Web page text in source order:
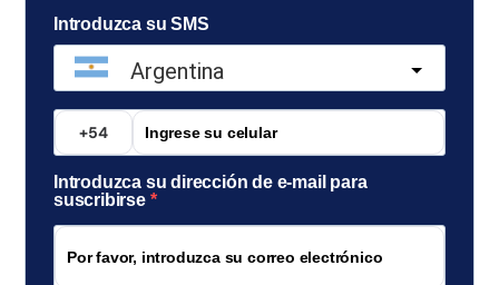
Introduzca su SMS
Argentina
Introduzca su dirección de e-mail para
suscribirse